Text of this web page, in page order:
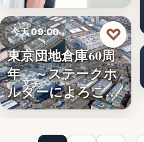
活武田久…
今天 09:00
企業動態
文字
東京団地倉庫60周
年 ～ステークホ
ルダーによろこば
れる…
♡
＜OPEN＞折りた